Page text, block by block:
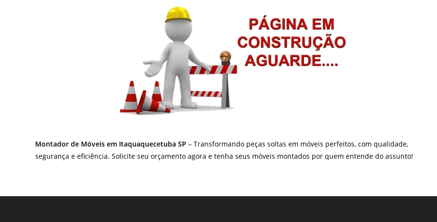
Montador de Móveis em Itaquaquecetuba SP – Transformando peças soltas em móveis perfeitos, com qualidade,
segurança e eficiência. Solicite seu orçamento agora e tenha seus móveis montados por quem entende do assunto!